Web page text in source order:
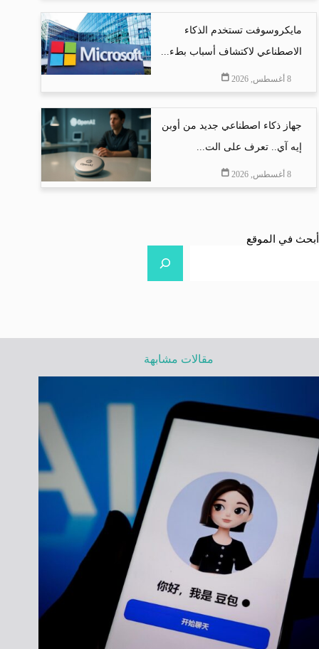
مايكروسوفت تستخدم الذكاء
الاصطناعي لاكتشاف أسباب بطء...
8 أغسطس, 2026
جهاز ذكاء اصطناعي جديد من أوبن
إيه آي.. تعرف على الت...
8 أغسطس, 2026
أبحث في الموقع
مقالات مشابهة